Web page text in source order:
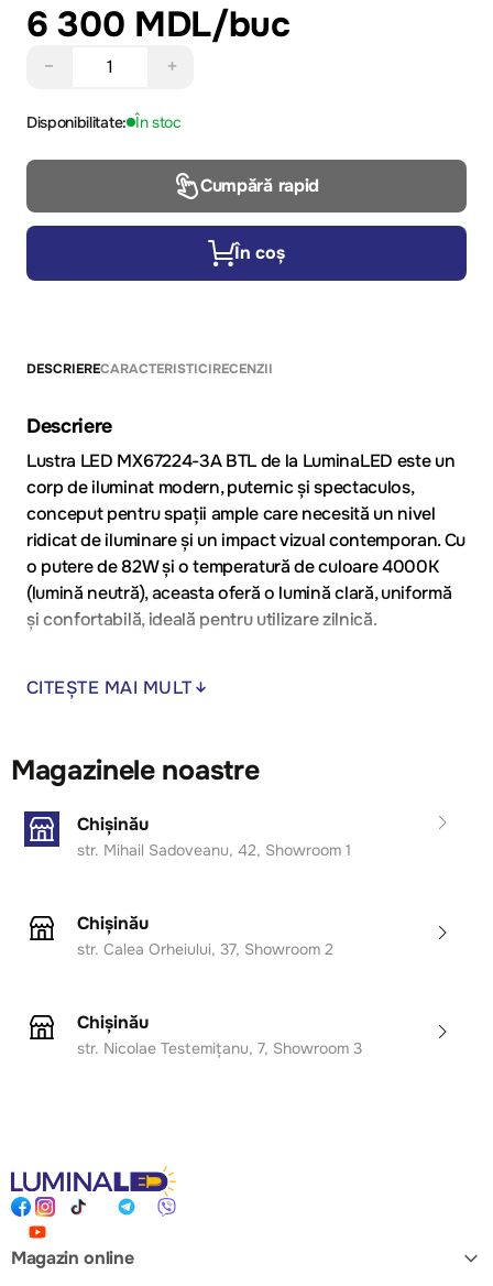
6 300 MDL/buc
− +
Disponibilitate: În stoc
Cumpără rapid
În coș
DESCRIERECARACTERISTICIRECENZII
Descriere
Lustra LED MX67224-3A BTL de la LuminaLED este un
corp de iluminat modern, puternic și spectaculos,
conceput pentru spații ample care necesită un nivel
ridicat de iluminare și un impact vizual contemporan. Cu
o putere de 82W și o temperatură de culoare 4000K
(lumină neutră), aceasta oferă o lumină clară, uniformă
și confortabilă, ideală pentru utilizare zilnică.
transformă lustra într-un element central de design,
asigură iluminarea optimă a încăperilor mari, fără zone
Prin LED-ul integrat, lustra garantează eficiență
energetică ridicată, durată mare de viață și întreținere
Sursa LED este integrată – nu necesită becuri.
spații comerciale moderne.
CITEȘTE MAI MULT
Magazinele noastre
Chișinău
str. Mihail Sadoveanu, 42, Showroom 1
Chișinău
str. Calea Orheiului, 37, Showroom 2
Chișinău
str. Nicolae Testemițanu, 7, Showroom 3
Magazin online